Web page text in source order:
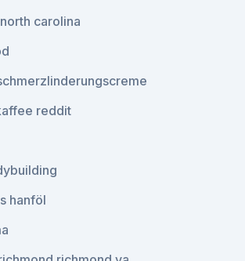
carolina
reddit
hanföl